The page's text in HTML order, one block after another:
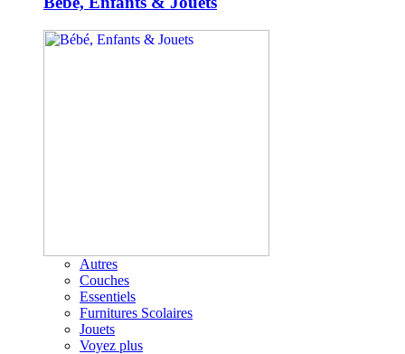
Autres
Couches
Essentiels
Furnitures Scolaires
Jouets
Voyez plus